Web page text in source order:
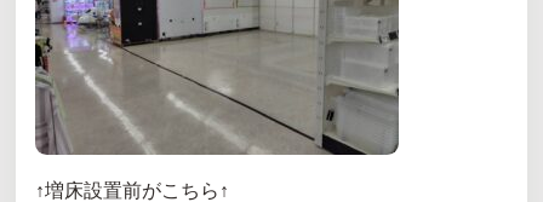
↑増床設置前がこちら↑